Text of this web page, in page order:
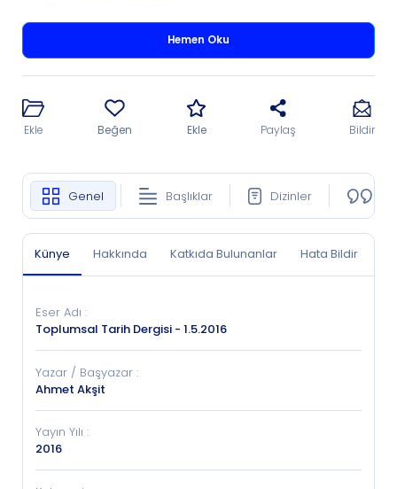
Hemen Oku
Ekle Beğen Ekle Paylaş Bildir
Genel Başlıklar Dizinler
Künye Hakkında Katkıda Bulunanlar Hata Bildir
Eser Adı :
Toplumsal Tarih Dergisi - 1.5.2016
Yazar / Başyazar :
Ahmet Akşit
Yayın Yılı :
2016